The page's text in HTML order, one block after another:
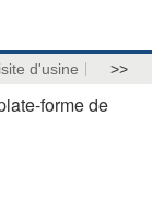
d'usine >>
forme de